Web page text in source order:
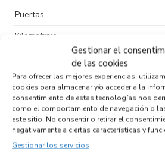
Gestionar el
de las cookies
Para ofrecer las mejores experiencias,
cookies para almacenar y/o acceder a la
consentimiento de estas tecnologías nos
como el comportamiento de navegación o
este sitio. No consentir o retirar el
negativamente a ciertas características y
Gestionar los servicios
Puertas
Kilometraje
Código motor
Código cambio